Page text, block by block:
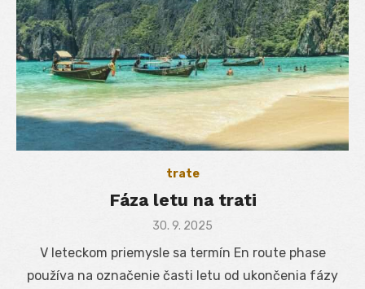
trate
Fáza letu na trati
Posted
30. 9. 2025
V leteckom priemysle sa termín En route phase
používa na označenie časti letu od ukončenia fázy